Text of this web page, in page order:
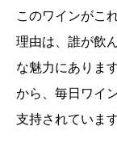
このワインがこ
理由は、誰が飲
な魅力にありま
から、毎日ワイ
支持されています